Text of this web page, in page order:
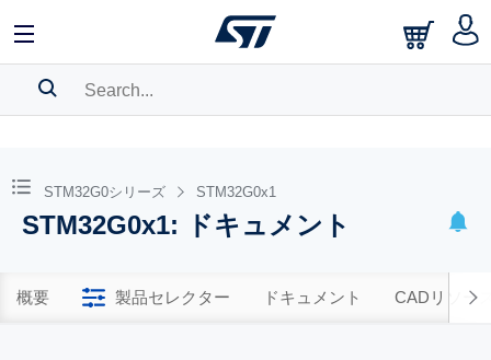
BOOKMARK
Pleaselog into show your saved searches.
STM32G0シリーズ STM32G0x1
STM32G0x1: ドキュメント
概要 製品セレクター ドキュメント CADリソー